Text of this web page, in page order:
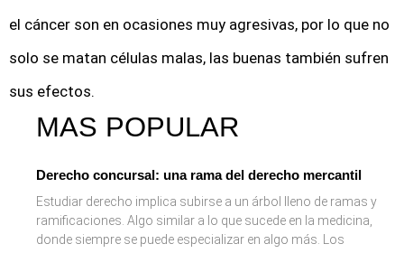
el cáncer son en ocasiones muy agresivas, por lo que no
solo se matan células malas, las buenas también sufren
sus efectos.
MAS POPULAR
Derecho concursal: una rama del derecho mercantil
Estudiar derecho implica subirse a un árbol lleno de ramas y
ramificaciones. Algo similar a lo que sucede en la medicina,
donde siempre se puede especializar en algo más. Los